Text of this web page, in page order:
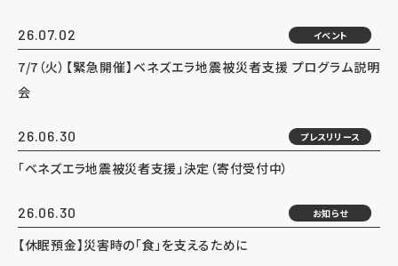
26.07.02 イベント
7/7（火）【緊急開催】ベネズエラ地震被災者支援 プログラム説明
会
26.06.30 プレスリリース
「ベネズエラ地震被災者支援」決定（寄付受付中）
26.06.30 お知らせ
【休眠預金】災害時の「食」を支えるために